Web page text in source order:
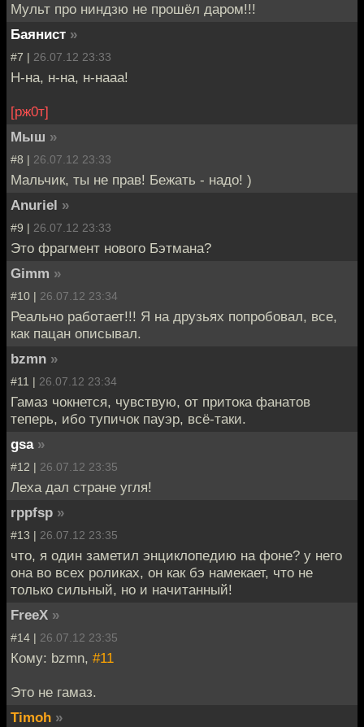
Мульт про ниндзю не прошёл даром!!!
Баянист »
#7 | 26.07.12 23:33
Н-на, н-на, н-нааа!
[рж0т]
Мыш »
#8 | 26.07.12 23:33
Мальчик, ты не прав! Бежать - надо! )
Anuriel »
#9 | 26.07.12 23:33
Это фрагмент нового Бэтмана?
Gimm »
#10 | 26.07.12 23:34
Реально работает!!! Я на друзьях попробовал, все,
как пацан описывал.
bzmn »
#11 | 26.07.12 23:34
Гамаз чокнется, чувствую, от притока фанатов
теперь, ибо тупичок пауэр, всё-таки.
gsa »
#12 | 26.07.12 23:35
Леха дал стране угля!
rppfsp »
#13 | 26.07.12 23:35
что, я один заметил энциклопедию на фоне? у него
она во всех роликах, он как бэ намекает, что не
только сильный, но и начитанный!
FreeX »
#14 | 26.07.12 23:35
Кому: bzmn, #11
Это не гамаз.
Timoh »